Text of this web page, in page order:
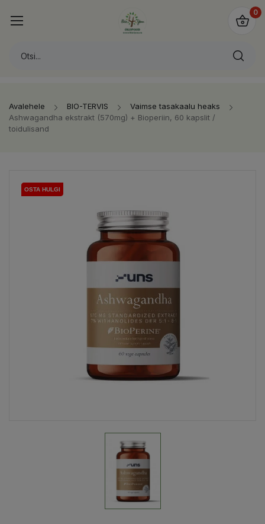
0
Avalehele BIO-TERVIS
Vaimse tasakaalu heaks
Ashwagandha ekstrakt (570mg) + Bioperiin, 60 kapslit /
toidulisand
OSTA HULGI
OSTA HULGI